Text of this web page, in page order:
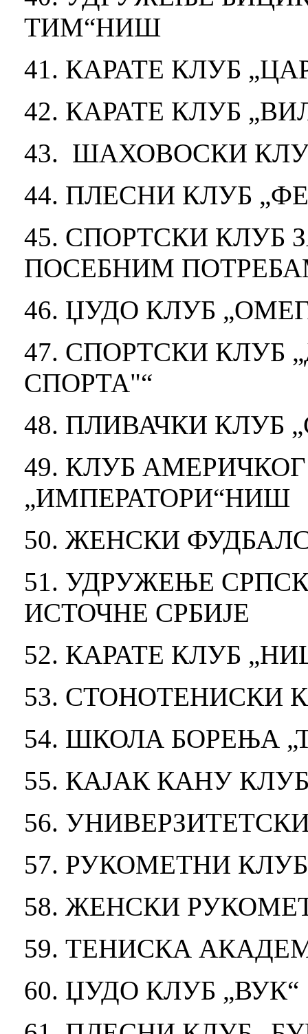
ТИМ“НИШ
41. КАРАТЕ КЛУБ
42. КАРАТЕ КЛУБ
43. ШАХОВОСКИ
44. ПЛЕСНИ КЛУБ
45. СПОРТСКИ КЛУБ
ПОСЕБНИМ
46. ЏУДО КЛУБ
47. СПОРТСКИ КЛУБ
СПОРТА"“
48. ПЛИВАЧКИ КЛУБ
49. КЛУБ
„ИМПЕРАТОРИ“НИШ
50. ЖЕНСКИ
51. УДРУЖЕЊЕ
ИСТОЧНЕ СРБИЈЕ
52. КАРАТЕ КЛУБ
53. СТОНОТЕНИСКИ
54. ШКОЛА БОРЕЊА
55. КАЈАК КАНУ
56.
57. РУКОМЕТНИ
58. ЖЕНСКИ
59. ТЕНИСКА
60. ЏУДО КЛУБ „ВУК“